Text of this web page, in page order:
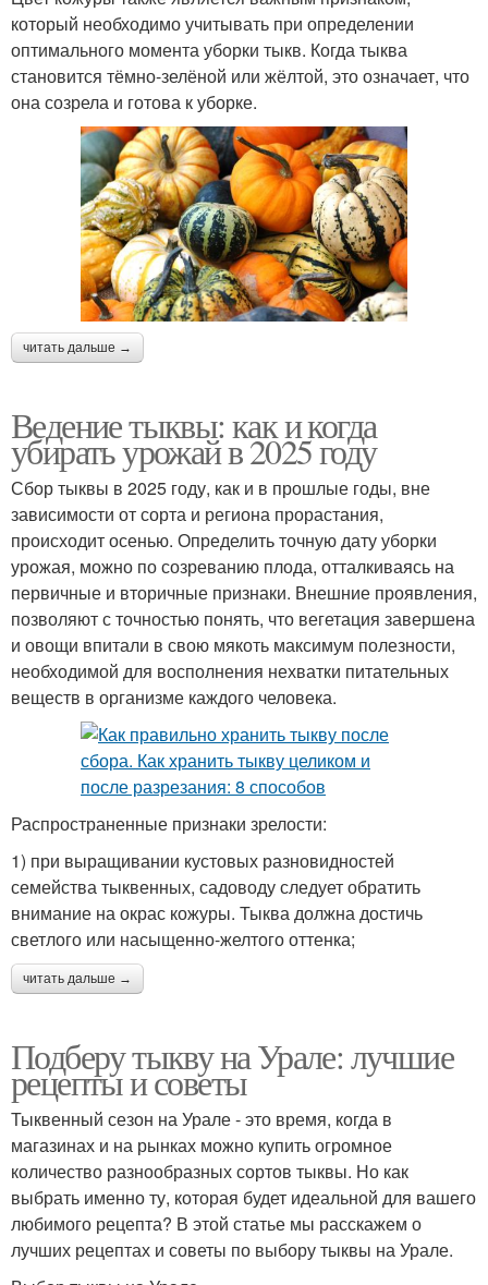
который необходимо учитывать при определении
оптимального момента уборки тыкв. Когда тыква
становится тёмно-зелёной или жёлтой, это означает, что
она созрела и готова к уборке.
читать дальше →
Ведение тыквы: как и когда
убирать урожай в 2025 году
Сбор тыквы в 2025 году, как и в прошлые годы, вне
зависимости от сорта и региона прорастания,
происходит осенью. Определить точную дату уборки
урожая, можно по созреванию плода, отталкиваясь на
первичные и вторичные признаки. Внешние проявления,
позволяют с точностью понять, что вегетация завершена
и овощи впитали в свою мякоть максимум полезности,
необходимой для восполнения нехватки питательных
веществ в организме каждого человека.
Распространенные признаки зрелости:
1) при выращивании кустовых разновидностей
семейства тыквенных, садоводу следует обратить
внимание на окрас кожуры. Тыква должна достичь
светлого или насыщенно-желтого оттенка;
читать дальше →
Подберу тыкву на Урале: лучшие
рецепты и советы
Тыквенный сезон на Урале - это время, когда в
магазинах и на рынках можно купить огромное
количество разнообразных сортов тыквы. Но как
выбрать именно ту, которая будет идеальной для вашего
любимого рецепта? В этой статье мы расскажем о
лучших рецептах и советы по выбору тыквы на Урале.